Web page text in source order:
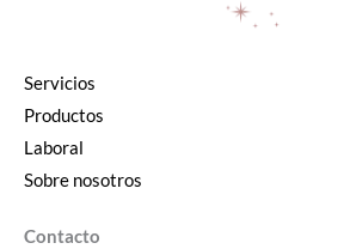
Servicios
Productos
Laboral
Sobre nosotros
Contacto